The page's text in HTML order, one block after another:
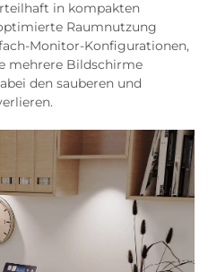
in kompakten
Raumnutzung
Monitor-Konfigurationen,
mehrere Bildschirme
den sauberen und